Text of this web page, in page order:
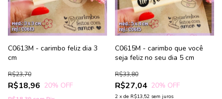
C0613M - carimbo feliz dia 3
cm
R$18,96
R$23,70
20% OFF
C0615M - carimbo que você
seja feliz no seu dia 5 cm
R$27,04
R$33,80
20% OFF
2 x de R$13,52 sem juros